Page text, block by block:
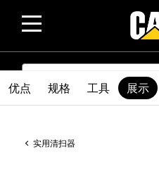
SEARCH
实用清扫器
优点 规格 工具 展示